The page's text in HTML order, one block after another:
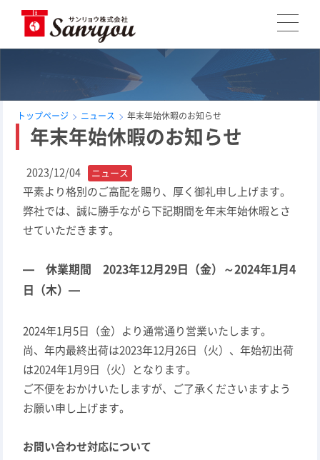
トップページ ニュース 年末年始休暇のお知らせ
年末年始休暇のお知らせ
2023/12/04 ニュース
平素より格別のご高配を賜り、厚く御礼申し上げます。
弊社では、誠に勝手ながら下記期間を年末年始休暇とさ
せていただきます。
— 休業期間 2023年12月29日（金）～2024年1月4
日（木）—
2024年1月5日（金）より通常通り営業いたします。
尚、年内最終出荷は2023年12月26日（火）、年始初出荷
は2024年1月9日（火）となります。
ご不便をおかけいたしますが、ご了承くださいますよう
お願い申し上げます。
お問い合わせ対応について